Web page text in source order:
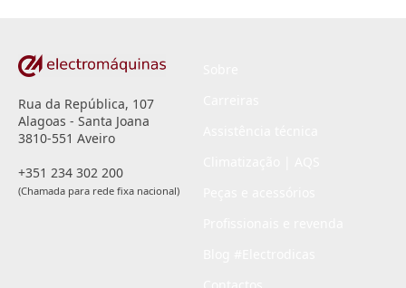
Rua da República, 107
Alagoas - Santa Joana
3810-551 Aveiro
+351 234 302 200
(Chamada para rede fixa nacional)